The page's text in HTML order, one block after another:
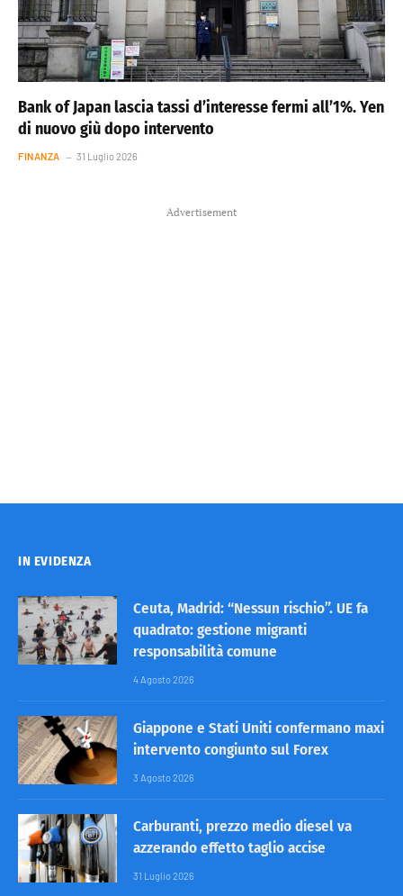
Bank of Japan lascia tassi d’interesse fermi all’1%. Yen
di nuovo giù dopo intervento
FINANZA 31 Luglio 2026
Advertisement
IN EVIDENZA
Ceuta, Madrid: “Nessun rischio”. UE fa
quadrato: gestione migranti
responsabilità comune
4 Agosto 2026
Giappone e Stati Uniti confermano maxi
intervento congiunto sul Forex
3 Agosto 2026
Carburanti, prezzo medio diesel va
azzerando effetto taglio accise
31 Luglio 2026